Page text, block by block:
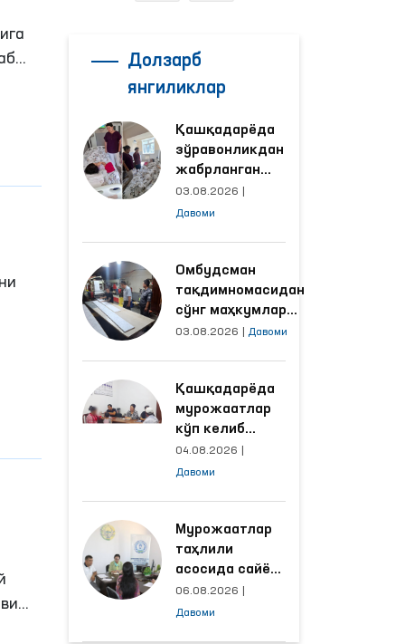
аср
Долзарб
янгиликлар
Қашқадарёда
зўравонликдан
жабрланган
аёлнинг ҳолати
Омбудсман
03.08.2026
Давоми
Омбудсман
тақдимномасидан
сўнг маҳкумлар
меҳнат қилаётган
яхшиланди
03.08.2026 Давоми
Қашқадарёда
мурожаатлар
кўп келиб
тушаётган
ҳудудлар
ишлаш йўлга
қўйилди
04.08.2026
Давоми
Мурожаатлар
таҳлили
асосида сайёр
қабул
ўтказиладиган
06.08.2026
Давоми